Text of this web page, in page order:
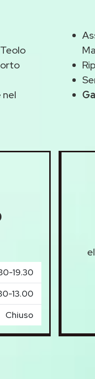
nel
19.30
13.00
Chiuso